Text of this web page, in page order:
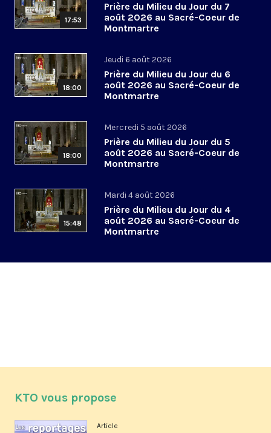
17:53
Prière du Milieu du Jour du 7
août 2026 au Sacré-Coeur de
Montmartre
18:00
Jeudi 6 août 2026
Prière du Milieu du Jour du 6
août 2026 au Sacré-Coeur de
Montmartre
18:00
Mercredi 5 août 2026
Prière du Milieu du Jour du 5
août 2026 au Sacré-Coeur de
Montmartre
15:48
Mardi 4 août 2026
Prière du Milieu du Jour du 4
août 2026 au Sacré-Coeur de
Montmartre
KTO vous propose
Article